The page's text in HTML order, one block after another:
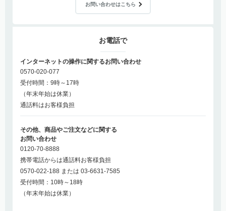
お問い合わせはこちら
お電話で
インターネットの操作に関するお問い合わせ
0570-020-077
受付時間：9時～17時
（年末年始は休業）
通話料はお客様負担
その他、商品やご注文などに関する
お問い合わせ
0120-70-8888
携帯電話からは通話料お客様負担
0570-022-188 または 03-6631-7585
受付時間：10時～18時
（年末年始は休業）